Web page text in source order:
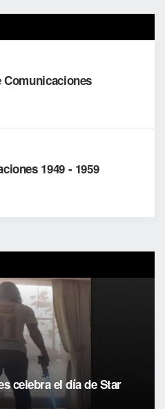
Comunicaciones
1949 - 1959
celebra el día de Star